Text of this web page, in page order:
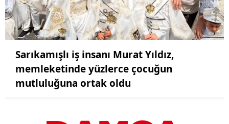
Sarıkamışlı iş insanı Murat Yıldız,
memleketinde yüzlerce çocuğun
mutluluğuna ortak oldu